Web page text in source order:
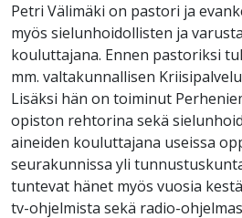
Petri Välimäki on pastori ja
myös sielunhoidollisten ja
kouluttajana. Ennen pastoriksi
mm. valtakunnallisen
Lisäksi hän on toiminut
opiston rehtorina sekä
aineiden kouluttajana useissa
seurakunnissa yli
tuntevat hänet myös vuosia
tv-ohjelmista sekä radio-